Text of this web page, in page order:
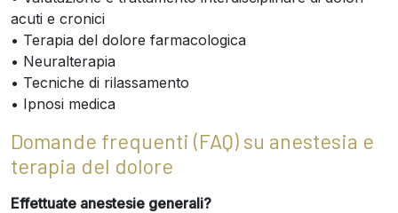
acuti e cronici
• Terapia del dolore farmacologica
• Neuralterapia
• Tecniche di rilassamento
• Ipnosi medica
Domande frequenti (FAQ) su anestesia e
terapia del dolore
Effettuate anestesie generali?